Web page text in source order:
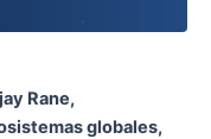
Rane,
globales,